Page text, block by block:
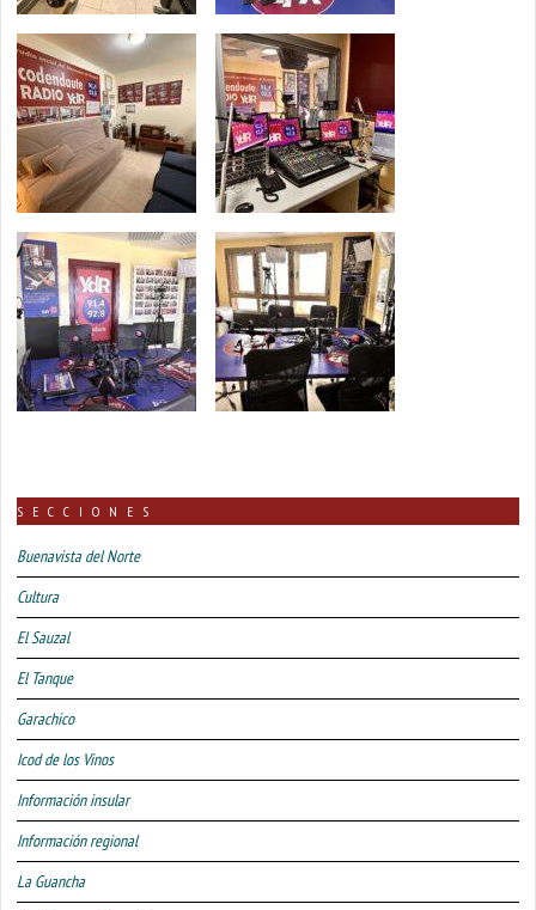
SECCIONES
Buenavista del Norte
Cultura
El Sauzal
El Tanque
Garachico
Icod de los Vinos
Información insular
Información regional
La Guancha